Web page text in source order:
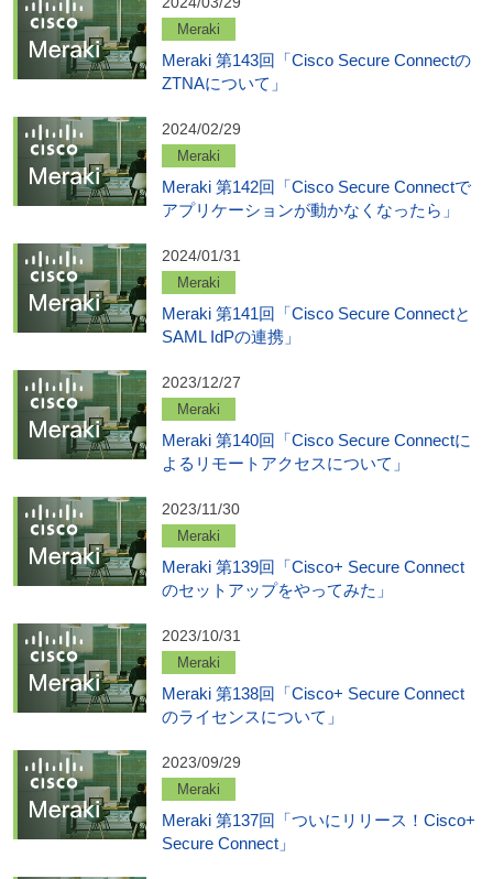
Meraki
Meraki 第143回「Cisco Secure Connectの
ZTNAについて」
2024/02/29
Meraki
Meraki 第142回「Cisco Secure Connectで
アプリケーションが動かなくなったら」
2024/01/31
Meraki
Meraki 第141回「Cisco Secure Connectと
SAML IdPの連携」
2023/12/27
Meraki
Meraki 第140回「Cisco Secure Connectに
よるリモートアクセスについて」
2023/11/30
Meraki
Meraki 第139回「Cisco+ Secure Connect
のセットアップをやってみた」
2023/10/31
Meraki
Meraki 第138回「Cisco+ Secure Connect
のライセンスについて」
2023/09/29
Meraki
Meraki 第137回「ついにリリース！Cisco+
Secure Connect」